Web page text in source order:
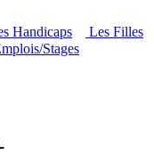
Handicaps
Les Filles
Stages